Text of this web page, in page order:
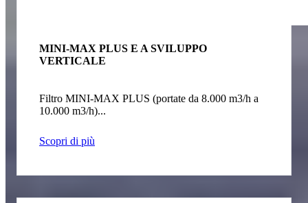
MINI-MAX PLUS E A SVILUPPO
VERTICALE
Filtro MINI-MAX PLUS (portate da 8.000 m3/h a
10.000 m3/h)...
Scopri di più